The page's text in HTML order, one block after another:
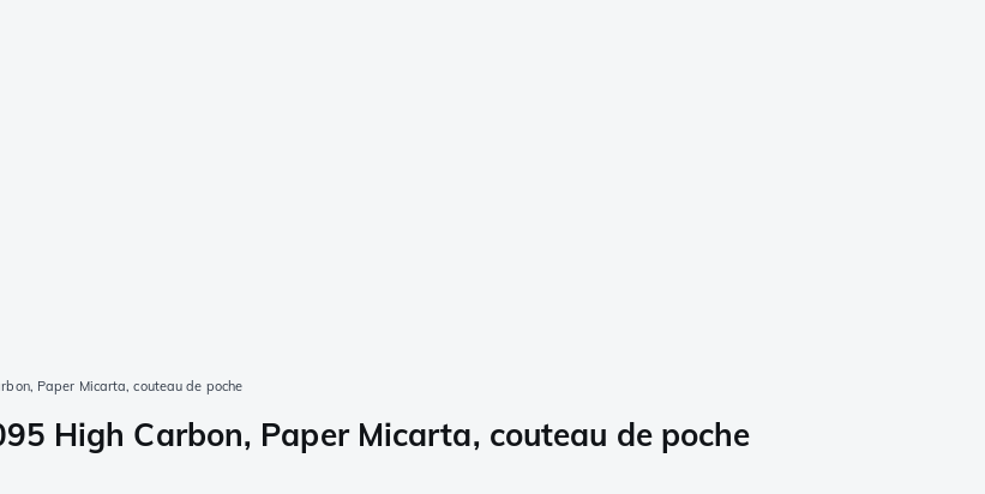
Paper Micarta, couteau de poche
High Carbon, Paper Micarta, couteau de poche